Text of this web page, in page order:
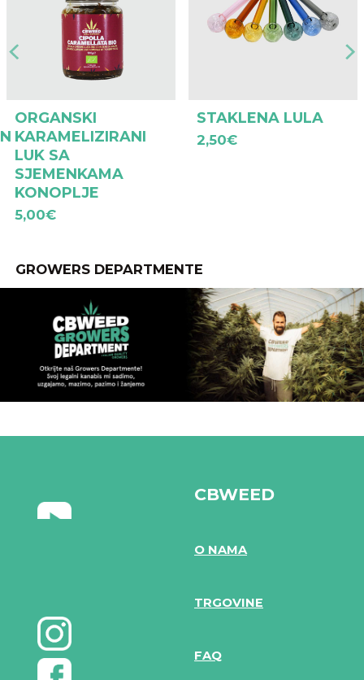
ORGANSKI
KARAMELIZIRANI
LUK SA
SJEMENKAMA
KONOPLJE
5,00€
STAKLENA LULA
2,50€
GROWERS DEPARTMENTE
CBWEED
O NAMA
TRGOVINE
FAQ